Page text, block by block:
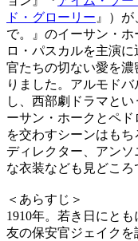
ド・グローリー 』）
で。』のイーサン・
ロ・パスカルを主演
官たちの切ない愛を
りました。アルモド
し、西部劇ドラマと
ーサン・ホークとペ
を交わすシーンはも
ディレクター、アン
な衣装なども見どこ
＜あらすじ＞
1910年。若き日にと
友の保安官ジェイク